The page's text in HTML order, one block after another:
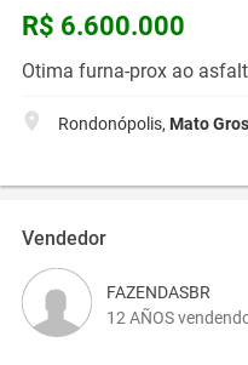
R$ 6.600.000
Otima furna-prox ao
Rondonópolis, Mato
Vendedor
FAZENDASBR
12 AÑOS